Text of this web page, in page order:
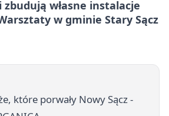
zbudują własne instalacje
w gminie Stary Sącz
które porwały Nowy Sącz -